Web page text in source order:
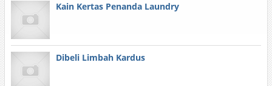
Kain Kertas Penanda Laundry
Dibeli Limbah Kardus